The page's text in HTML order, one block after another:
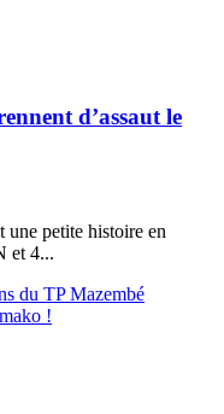
d’assaut le
petite histoire en
et 4...
du TP Mazembé
!